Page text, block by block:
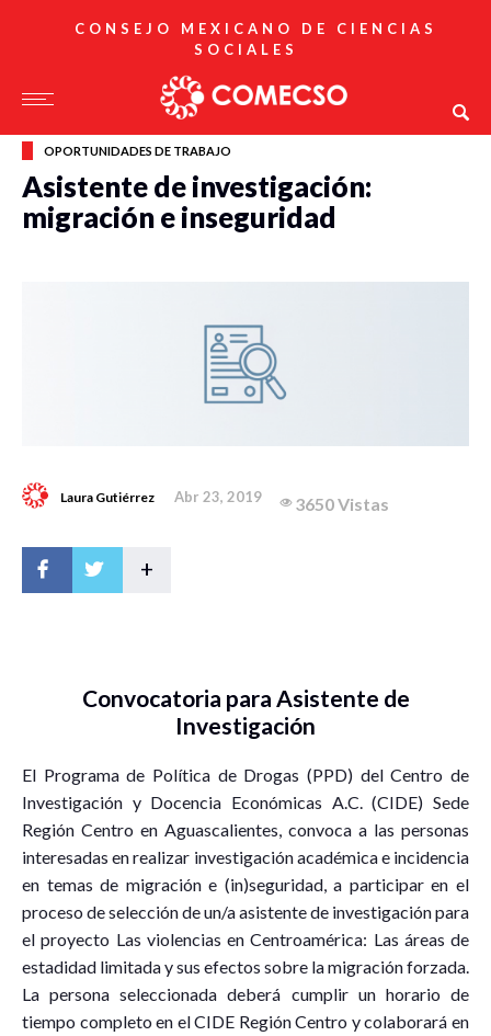
CONSEJO MEXICANO DE CIENCIAS
SOCIALES
OPORTUNIDADES DE TRABAJO
Asistente de investigación:
migración e inseguridad
Laura Gutiérrez Abr 23, 2019 3650 Vistas
+
Convocatoria para Asistente de
Investigación
El Programa de Política de Drogas (PPD) del Centro de
Investigación y Docencia Económicas A.C. (CIDE) Sede
Región Centro en Aguascalientes, convoca a las personas
interesadas en realizar investigación académica e incidencia
en temas de migración e (in)seguridad, a participar en el
proceso de selección de un/a asistente de investigación para
el proyecto Las violencias en Centroamérica: Las áreas de
estadidad limitada y sus efectos sobre la migración forzada.
La persona seleccionada deberá cumplir un horario de
tiempo completo en el CIDE Región Centro y colaborará en